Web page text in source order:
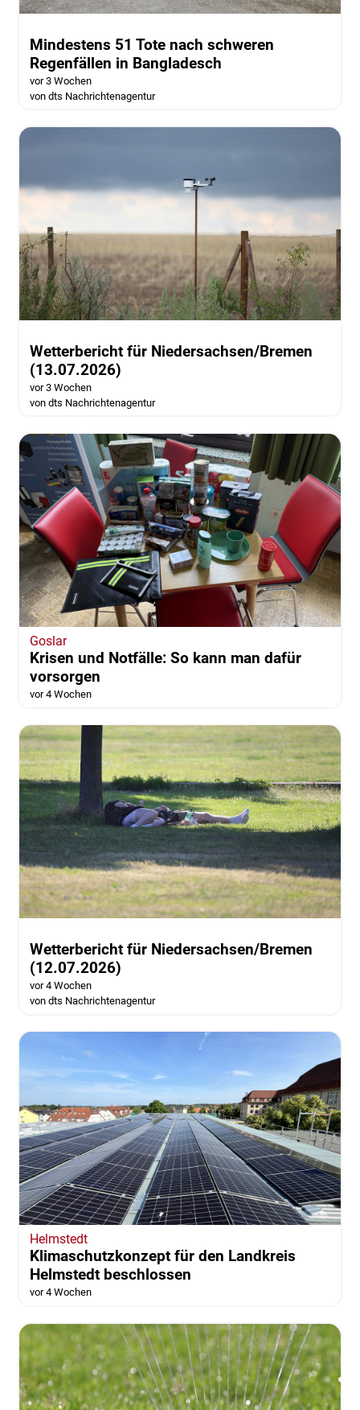
Mindestens 51 Tote nach schweren
Regenfällen in Bangladesch
vor 3 Wochen
von dts Nachrichtenagentur
Wetterbericht für Niedersachsen/Bremen
(13.07.2026)
vor 3 Wochen
von dts Nachrichtenagentur
Goslar
Krisen und Notfälle: So kann man dafür
vorsorgen
vor 4 Wochen
Wetterbericht für Niedersachsen/Bremen
(12.07.2026)
vor 4 Wochen
von dts Nachrichtenagentur
Helmstedt
Klimaschutzkonzept für den Landkreis
Helmstedt beschlossen
vor 4 Wochen